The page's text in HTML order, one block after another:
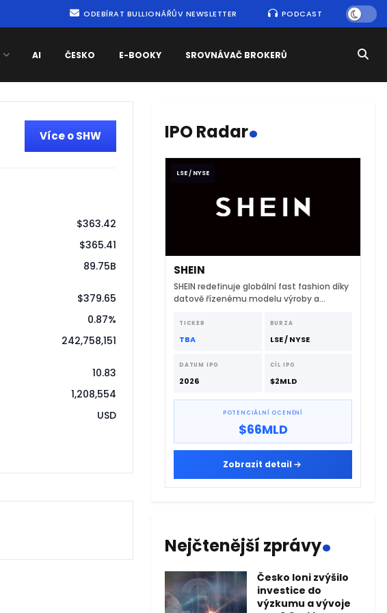
ODEBÍRAT BULLIONÁŘŮV NEWSLETTER PODCAST
AI ČESKO E-BOOKY SROVNÁVAČ BROKERŮ
Více o SHW
$363.42
$365.41
89.75B
$379.65
0.87%
242,758,151
10.83
1,208,554
USD
IPO Radar.
LSE / NYSE
SHEIN
SHEIN redefinuje globální fast fashion díky
datově řízenému modelu výroby a
řetězci.
TICKER
TBA
BURZA
LSE / NYSE
DATUM IPO
2026
CÍL IPO
$2MLD
POTENCIÁLNÍ OCENĚNÍ
$66MLD
Zobrazit detail
Nejčtenější zprávy.
Česko loni zvýšilo
investice do
výzkumu a vývoje